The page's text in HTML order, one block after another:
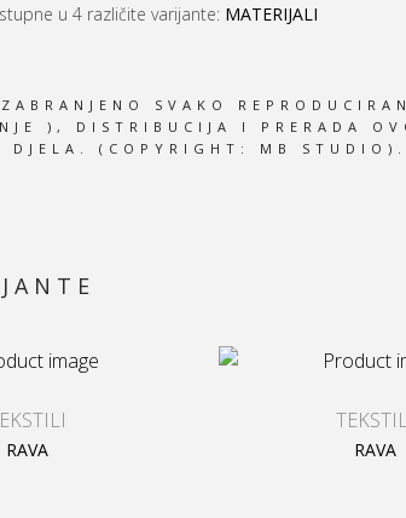
u 4 različite varijante: MATERIJALI
SVAKO
), DISTRIBUCIJA I PRERADA
DJELA. (COPYRIGHT: MB STUDIO).
RAVA RAVA